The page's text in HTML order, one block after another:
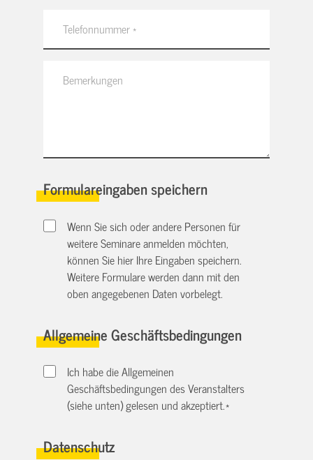
Formulareingaben speichern
Wenn Sie sich oder andere Personen für
weitere Seminare anmelden möchten,
können Sie hier Ihre Eingaben speichern.
Weitere Formulare werden dann mit den
oben angegebenen Daten vorbelegt.
Allgemeine Geschäftsbedingungen
Ich habe die Allgemeinen
Geschäftsbedingungen des Veranstalters
(siehe unten) gelesen und akzeptiert.*
Datenschutz